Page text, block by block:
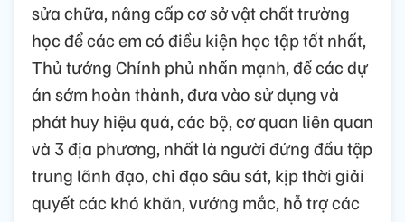
sửa chữa, nâng cấp cơ sở vật chất trường
học để các em có điều kiện học tập tốt nhất,
Thủ tướng Chính phủ nhấn mạnh, để các dự
án sớm hoàn thành, đưa vào sử dụng và
phát huy hiệu quả, các bộ, cơ quan liên quan
và 3 địa phương, nhất là người đứng đầu tập
trung lãnh đạo, chỉ đạo sâu sát, kịp thời giải
quyết các khó khăn, vướng mắc, hỗ trợ các